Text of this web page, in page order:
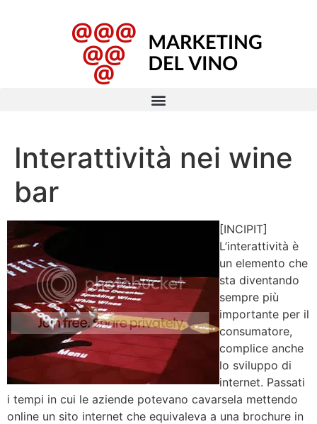
Interattività nei wine
bar
[INCIPIT]
L’interattività è
un elemento che
sta diventando
sempre più
importante per il
consumatore,
complice anche
lo sviluppo di
internet. Passati
i tempi in cui le aziende potevano cavarsela mettendo
online un sito internet che equivaleva a una brochure in